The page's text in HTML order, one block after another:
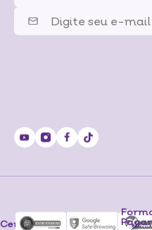
Certificados